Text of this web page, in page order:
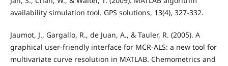
availability simulation tool. GPS solutions, 13(4), 327-332.
Jaumot, J., Gargallo, R., de Juan, A., & Tauler, R. (2005). A
graphical user-friendly interface for MCR-ALS: a new tool for
multivariate curve resolution in MATLAB. Chemometrics and